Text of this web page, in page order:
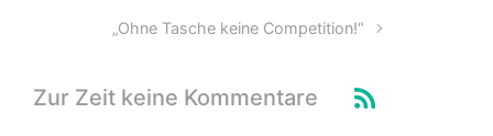
„Ohne Tasche keine Competition!“
Zur Zeit keine Kommentare